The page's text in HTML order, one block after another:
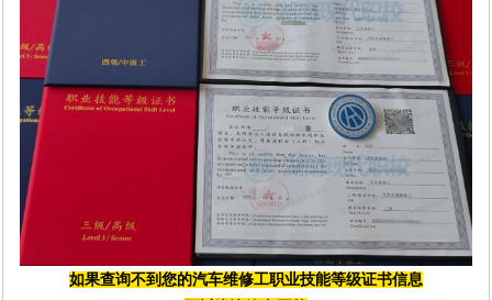
如果查询不到您的汽车维修工职业技能等级证书信息